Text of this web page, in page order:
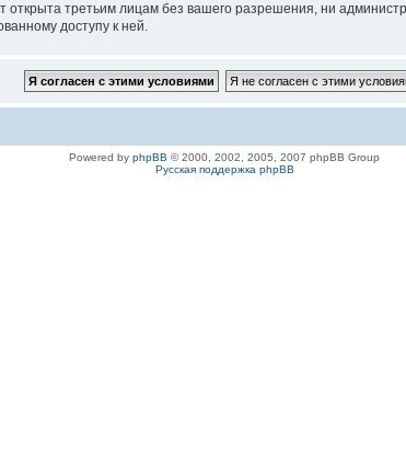
третьим лицам без вашего разрешения, ни
доступу к ней.
Powered by phpBB © 2000, 2002, 2005, 2007 phpBB Group
Русская поддержка phpBB